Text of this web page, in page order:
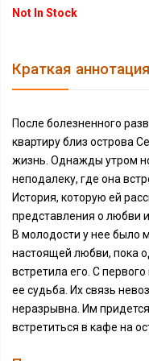
Not In Stock
Краткая аннотация
После болезненного
квартиру близ острова
жизнь. Однажды утром
неподалеку, где она
История, которую ей
представления о любви
В молодости у нее было
настоящей любви, пока
встретила его. С
ее судьба. Их связь
неразрывна. Им
встретиться в кафе на